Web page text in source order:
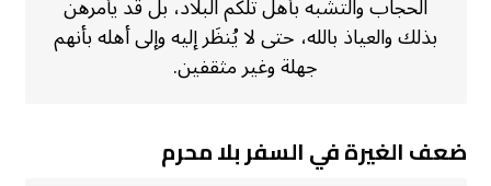
بذلك والعياذ بالله، حتى لا يُنظَر إليه وإلى أهله بأنهم
جهلة وغير مثقفين.
ضعف الغيرة في السفر بلا محرم